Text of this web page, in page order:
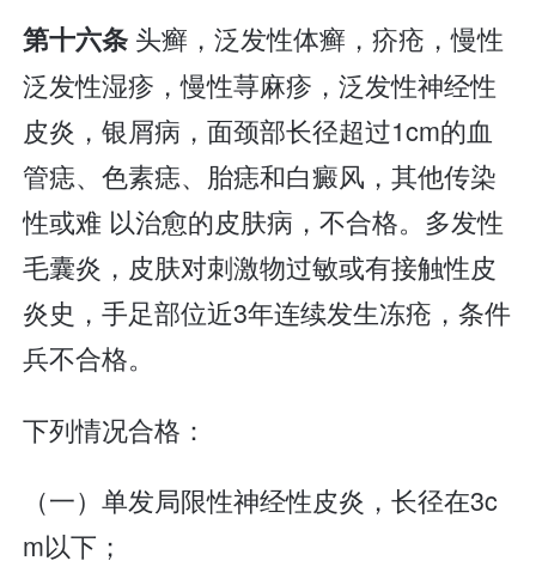
第十六条 头癣，泛发性体癣，疥疮，慢性
泛发性湿疹，慢性荨麻疹，泛发性神经性
皮炎，银屑病，面颈部长径超过1cm的血
管痣、色素痣、胎痣和白癜风，其他传染
性或难 以治愈的皮肤病，不合格。多发性
毛囊炎，皮肤对刺激物过敏或有接触性皮
炎史，手足部位近3年连续发生冻疮，条件
兵不合格。
下列情况合格：
（一）单发局限性神经性皮炎，长径在3c
m以下；